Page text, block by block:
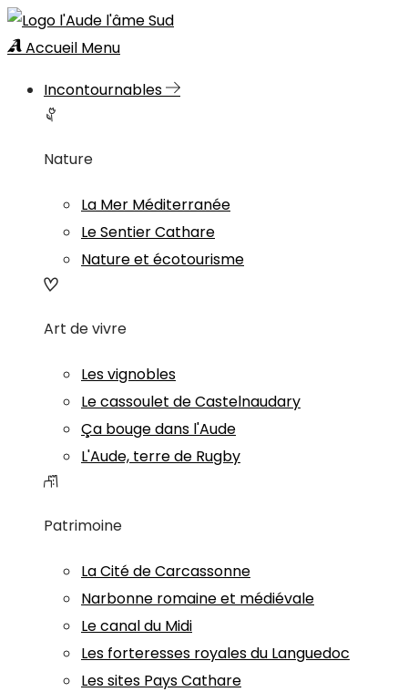
Accueil Menu
Incontournables
Nature
La Mer Méditerranée
Le Sentier Cathare
Nature et écotourisme
Art de vivre
Les vignobles
Le cassoulet de Castelnaudary
Ça bouge dans l'Aude
L'Aude, terre de Rugby
Patrimoine
La Cité de Carcassonne
Narbonne romaine et médiévale
Le canal du Midi
Les forteresses royales du Languedoc
Les sites Pays Cathare